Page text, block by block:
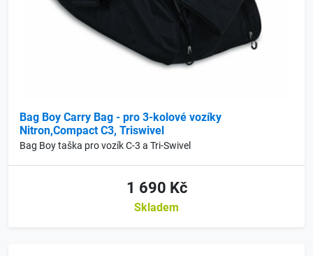
Bag Boy Carry Bag - pro 3-kolové vozíky
Nitron,Compact C3, Triswivel
Bag Boy taška pro vozík C-3 a Tri-Swivel
1 690 Kč
Skladem